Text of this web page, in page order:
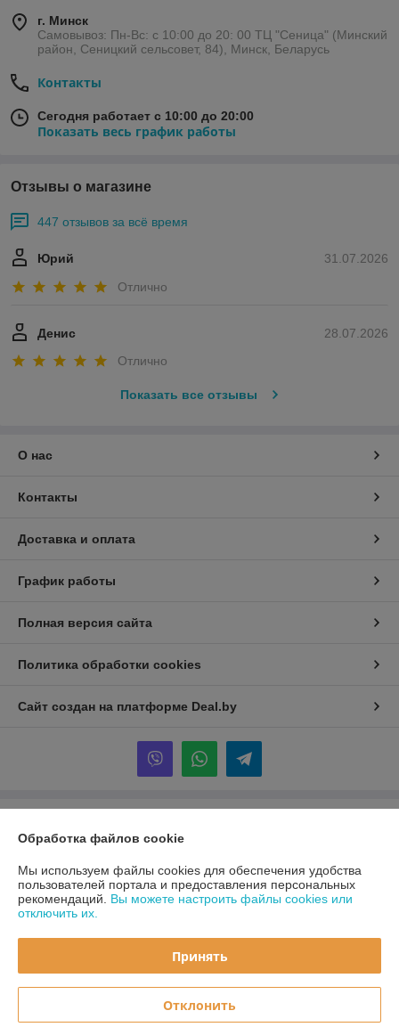
г. Минск
Самовывоз: Пн-Вс: с 10:00 до 20: 00 ТЦ "Сеница" (Минский
район, Сеницкий сельсовет, 84), Минск, Беларусь
Контакты
Сегодня работает с 10:00 до 20:00
Показать весь график работы
Отзывы о магазине
447 отзывов за всё время
31.07.2026
Юрий
Отлично
28.07.2026
Денис
Отлично
Показать все отзывы
О нас
Контакты
Доставка и оплата
График работы
Полная версия сайта
Политика обработки cookies
Сайт создан на платформе Deal.by
ул. Сухаревская, ДОМ 16, пом. 16, 220019
Регистрационный номер ЕГР: 192849314
Регистрационный орган: Минский горисполком
Местонахождение книги жалоб и предложений: ул. Сухаревская, ДОМ
16, пом. 16, 220019
Обработка файлов cookie
Мы используем файлы cookies для обеспечения удобства
пользователей портала и предоставления персональных
рекомендаций. Вы можете настроить файлы cookies или
отключить их.
Принять
Отклонить